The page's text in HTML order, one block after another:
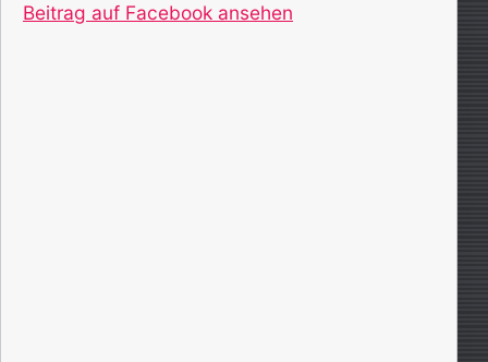
Beitrag auf Facebook ansehen